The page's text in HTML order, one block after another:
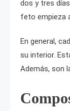
dos y tres
feto empieza
En general,
su interior.
Además, son